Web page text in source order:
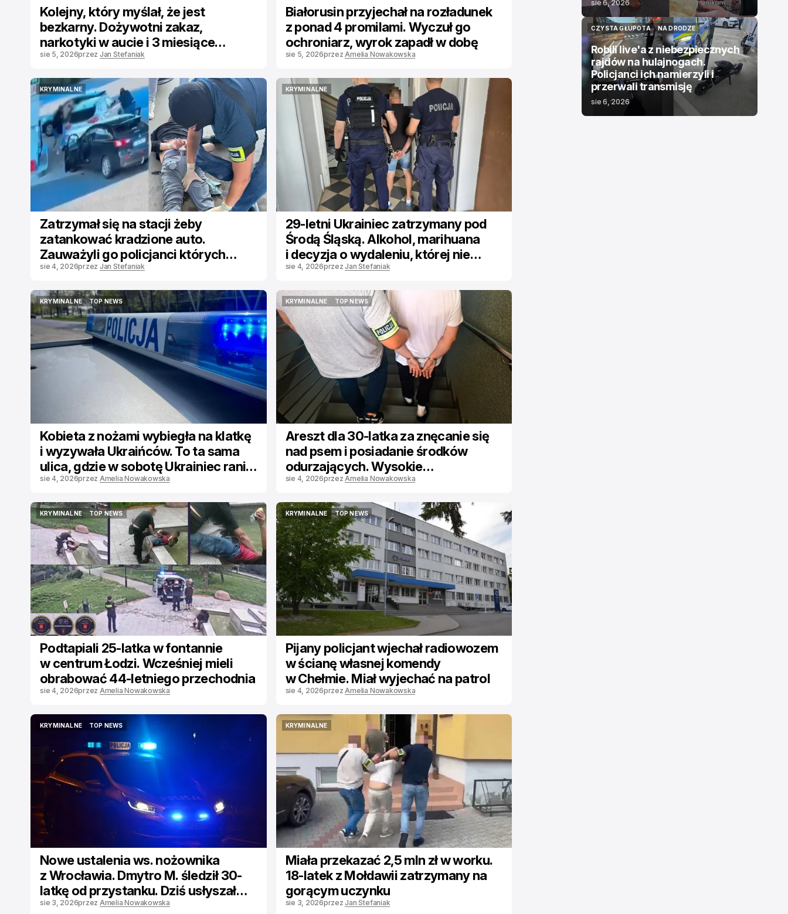
Kolejny, który myślał, że jest
bezkarny. Dożywotni zakaz,
narkotyki w aucie i 3 miesiące
aresztu
sie 5, 2026przez Jan Stefaniak
Białorusin przyjechał na rozładunek
z ponad 4 promilami. Wyczuł go
ochroniarz, wyrok zapadł w dobę
sie 5, 2026przez Amelia Nowakowska
KRYMINALNE
KRYMINALNE
Zatrzymał się na stacji żeby
zatankować kradzione auto.
Zauważyli go policjanci których
chciał staranować.
sie 4, 2026przez Jan Stefaniak
KRYMINALNE
KRYMINALNE
29-letni Ukrainiec zatrzymany pod
Środą Śląską. Alkohol, marihuana
i decyzja o wydaleniu, której nie
wykonał
sie 4, 2026przez Jan Stefaniak
KRYMINALNE
KRYMINALNE
TOP NEWS
TOP NEWS
Kobieta z nożami wybiegła na klatkę
i wyzywała Ukraińców. To ta sama
ulica, gdzie w sobotę Ukrainiec ranił
Polkę
sie 4, 2026przez Amelia Nowakowska
KRYMINALNE
KRYMINALNE
TOP NEWS
TOP NEWS
Areszt dla 30-latka za znęcanie się
nad psem i posiadanie środków
odurzających. Wysokie
Mazowieckie
sie 4, 2026przez Amelia Nowakowska
KRYMINALNE
KRYMINALNE
TOP NEWS
TOP NEWS
Podtapiali 25-latka w fontannie
w centrum Łodzi. Wcześniej mieli
obrabować 44-letniego przechodnia
sie 4, 2026przez Amelia Nowakowska
KRYMINALNE
KRYMINALNE
TOP NEWS
TOP NEWS
Pijany policjant wjechał radiowozem
w ścianę własnej komendy
w Chełmie. Miał wyjechać na patrol
sie 4, 2026przez Amelia Nowakowska
KRYMINALNE
TOP NEWS
Nowe ustalenia ws. nożownika
z Wrocławia. Dmytro M. śledził 30-
latkę od przystanku. Dziś usłyszał
zarzuty
sie 3, 2026przez Amelia Nowakowska
KRYMINALNE
Miała przekazać 2,5 mln zł w worku.
18-latek z Mołdawii zatrzymany na
gorącym uczynku
sie 3, 2026przez Jan Stefaniak
sie 6, 2026
CZYSTA GŁUPOTA
CZYSTA GŁUPOTA
NA DRODZE
NA DRODZE
Robili live'a z niebezpiecznych
rajdów na hulajnogach.
Policjanci ich namierzyli i
przerwali transmisję
sie 6, 2026